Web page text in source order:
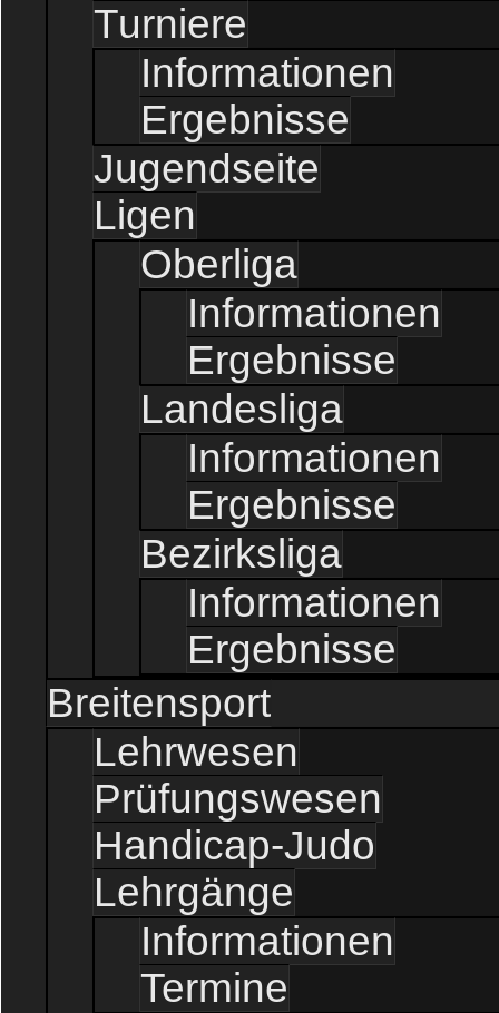
Turniere
Informationen
Ergebnisse
Jugendseite
Ligen
Oberliga
Informationen
Ergebnisse
Landesliga
Informationen
Ergebnisse
Bezirksliga
Informationen
Ergebnisse
Breitensport
Lehrwesen
Prüfungswesen
Handicap-Judo
Lehrgänge
Informationen
Termine